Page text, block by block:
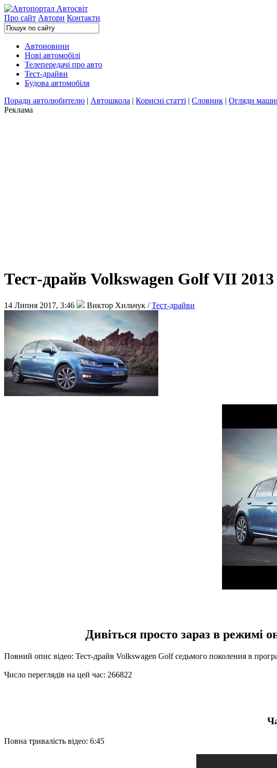
Про сайт Автори Контакти
Автоновини
Нові автомобілі
Телепередачі про авто
Тест-драйви
Будова автомобіля
Поради автолюбителю | Автошкола | Корисні статті | Словник | Огляди
Реклама
Тест-драйв Volkswagen Golf VII
14 Липня 2017, 3:46 Виктор Хильчук /Тест-драйви
Дивіться просто зараз в режимі
Повний опис відео: Тест-драйв Volkswagen Golf седьмого поколения в
Число переглядів на цей час: 266822
Повна тривалість відео: 6:45